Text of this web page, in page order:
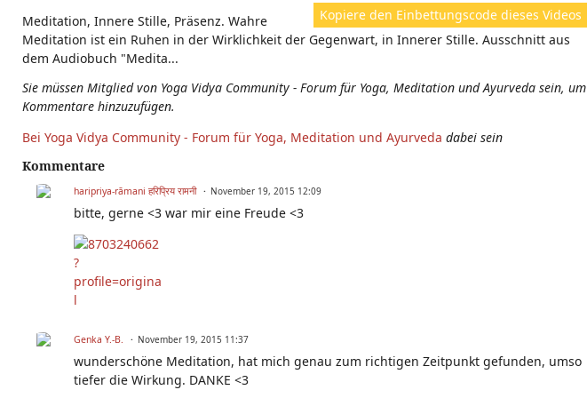
ht
e
n:
Kopiere den Einbettungscode dieses Videos
Meditation, Innere Stille, Präsenz. Wahre
Meditation ist ein Ruhen in der Wirklichkeit der Gegenwart, in Innerer Stille. Ausschnitt aus
dem Audiobuch "Medita...
Sie müssen Mitglied von Yoga Vidya Community - Forum für Yoga, Meditation und Ayurveda sein, um
Kommentare hinzuzufügen.
Bei Yoga Vidya Community - Forum für Yoga, Meditation und Ayurveda dabei sein
Kommentare
haripriya-rāmani हरिप्रिय रामनी November 19, 2015 12:09
bitte, gerne <3 war mir eine Freude <3
Genka Y.-B. November 19, 2015 11:37
wunderschöne Meditation, hat mich genau zum richtigen Zeitpunkt gefunden, umso
tiefer die Wirkung. DANKE <3